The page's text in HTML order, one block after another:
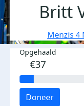
Britt
Menzis 4
Opgehaald
€37
Doneer